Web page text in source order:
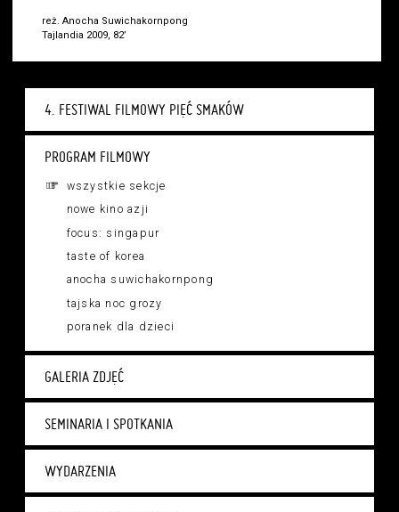
4. FESTIWAL FILMOWY PIĘĆ SMAKÓW
PROGRAM FILMOWY
wszystkie sekcje
nowe kino azji
focus: singapur
taste of korea
anocha suwichakornpong
tajska noc grozy
poranek dla dzieci
GALERIA ZDJĘĆ
SEMINARIA I SPOTKANIA
WYDARZENIA
reż. Anocha Suwichakornpong
Tajlandia 2009, 82’